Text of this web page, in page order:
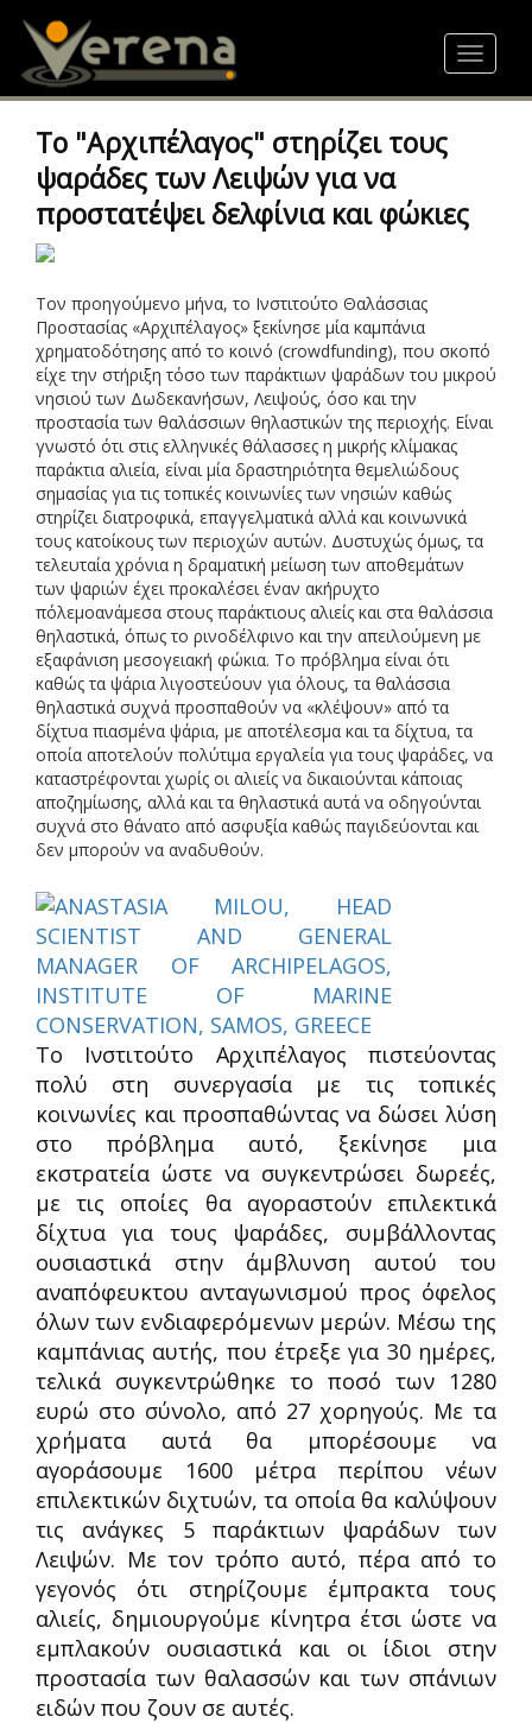
content
Toggle
To "Aρχιπέλαγος" στηρίζει τους
ψαράδες των Λειψών για να
προστατέψει δελφίνια και φώκιες
Τον προηγούμενο μήνα, το Ινστιτούτο Θαλάσσιας
Προστασίας «Αρχιπέλαγος» ξεκίνησε μία καμπάνια
χρηματοδότησης από το κοινό (crowdfunding), που σκοπό
είχε την στήριξη τόσο των παράκτιων ψαράδων του μικρού
νησιού των Δωδεκανήσων, Λειψούς, όσο και την
προστασία των θαλάσσιων θηλαστικών της περιοχής. Είναι
γνωστό ότι στις ελληνικές θάλασσες η μικρής κλίμακας
παράκτια αλιεία, είναι μία δραστηριότητα θεμελιώδους
σημασίας για τις τοπικές κοινωνίες των νησιών καθώς
στηρίζει διατροφικά, επαγγελματικά αλλά και κοινωνικά
τους κατοίκους των περιοχών αυτών. Δυστυχώς όμως, τα
τελευταία χρόνια η δραματική μείωση των αποθεμάτων
των ψαριών έχει προκαλέσει έναν ακήρυχτο
πόλεμοανάμεσα στους παράκτιους αλιείς και στα θαλάσσια
θηλαστικά, όπως το ρινοδέλφινο και την απειλούμενη με
εξαφάνιση μεσογειακή φώκια. Το πρόβλημα είναι ότι
καθώς τα ψάρια λιγοστεύουν για όλους, τα θαλάσσια
θηλαστικά συχνά προσπαθούν να «κλέψουν» από τα
δίχτυα πιασμένα ψάρια, με αποτέλεσμα και τα δίχτυα, τα
οποία αποτελούν πολύτιμα εργαλεία για τους ψαράδες, να
καταστρέφονται χωρίς οι αλιείς να δικαιούνται κάποιας
αποζημίωσης, αλλά και τα θηλαστικά αυτά να οδηγούνται
συχνά στο θάνατο από ασφυξία καθώς παγιδεύονται και
δεν μπορούν να αναδυθούν.
Το Ινστιτούτο Αρχιπέλαγος πιστεύοντας
πολύ στη συνεργασία με τις τοπικές
κοινωνίες και προσπαθώντας να δώσει λύση
στο πρόβλημα αυτό, ξεκίνησε μια
εκστρατεία ώστε να συγκεντρώσει δωρεές,
με τις οποίες θα αγοραστούν επιλεκτικά
δίχτυα για τους ψαράδες, συμβάλλοντας
ουσιαστικά στην άμβλυνση αυτού του
αναπόφευκτου ανταγωνισμού προς όφελος
όλων των ενδιαφερόμενων μερών. Μέσω της
καμπάνιας αυτής, που έτρεξε για 30 ημέρες,
τελικά συγκεντρώθηκε το ποσό των 1280
ευρώ στο σύνολο, από 27 χορηγούς. Με τα
χρήματα αυτά θα μπορέσουμε να
αγοράσουμε 1600 μέτρα περίπου νέων
επιλεκτικών διχτυών, τα οποία θα καλύψουν
τις ανάγκες 5 παράκτιων ψαράδων των
Λειψών. Με τον τρόπο αυτό, πέρα από το
γεγονός ότι στηρίζουμε έμπρακτα τους
αλιείς, δημιουργούμε κίνητρα έτσι ώστε να
εμπλακούν ουσιαστικά και οι ίδιοι στην
προστασία των θαλασσών και των σπάνιων
ειδών που ζουν σε αυτές.